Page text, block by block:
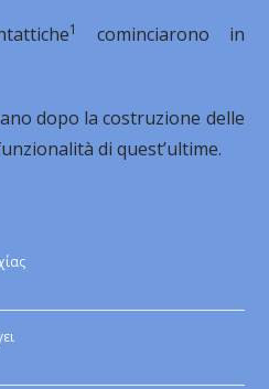
1
cominciarono in
dopo la costruzione delle
di quest’ultime.